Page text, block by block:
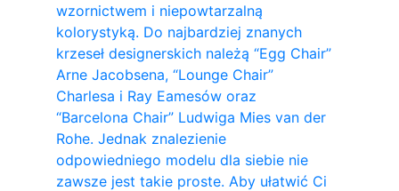
wzornictwem i niepowtarzalną
kolorystyką. Do najbardziej znanych
krzeseł designerskich należą “Egg Chair”
Arne Jacobsena, “Lounge Chair”
Charlesa i Ray Eamesów oraz
“Barcelona Chair” Ludwiga Mies van der
Rohe. Jednak znalezienie
odpowiedniego modelu dla siebie nie
zawsze jest takie proste. Aby ułatwić Ci